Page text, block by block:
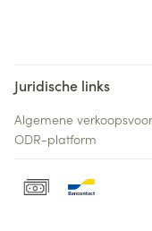
Juridische links
Algemene
ODR-platform